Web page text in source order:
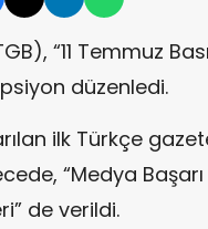
“11 Temmuz
düzenledi.
ilk Türkçe
“Medya
de verildi.